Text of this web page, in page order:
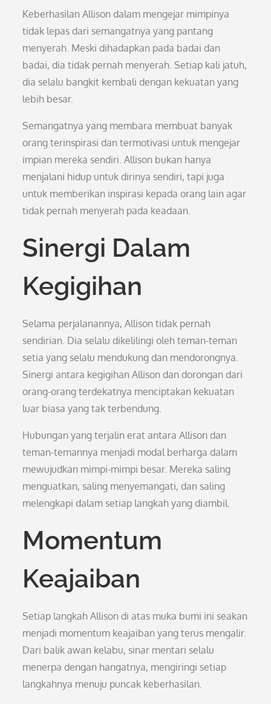
Keberhasilan Allison dalam mengejar mimpinya
tidak lepas dari semangatnya yang pantang
menyerah. Meski dihadapkan pada badai dan
badai, dia tidak pernah menyerah. Setiap kali jatuh,
dia selalu bangkit kembali dengan kekuatan yang
lebih besar.
Semangatnya yang membara membuat banyak
orang terinspirasi dan termotivasi untuk mengejar
impian mereka sendiri. Allison bukan hanya
menjalani hidup untuk dirinya sendiri, tapi juga
untuk memberikan inspirasi kepada orang lain agar
tidak pernah menyerah pada keadaan.
Sinergi Dalam
Kegigihan
Selama perjalanannya, Allison tidak pernah
sendirian. Dia selalu dikelilingi oleh teman-teman
setia yang selalu mendukung dan mendorongnya.
Sinergi antara kegigihan Allison dan dorongan dari
orang-orang terdekatnya menciptakan kekuatan
luar biasa yang tak terbendung.
Hubungan yang terjalin erat antara Allison dan
teman-temannya menjadi modal berharga dalam
mewujudkan mimpi-mimpi besar. Mereka saling
menguatkan, saling menyemangati, dan saling
melengkapi dalam setiap langkah yang diambil.
Momentum
Keajaiban
Setiap langkah Allison di atas muka bumi ini seakan
menjadi momentum keajaiban yang terus mengalir.
Dari balik awan kelabu, sinar mentari selalu
menerpa dengan hangatnya, mengiringi setiap
langkahnya menuju puncak keberhasilan.